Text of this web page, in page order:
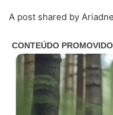
A post shared by